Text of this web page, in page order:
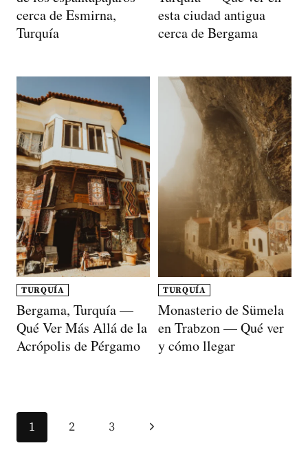
cerca de Esmirna,
Turquía
esta ciudad antigua
cerca de Bergama
TURQUÍA
Bergama, Turquía —
Qué Ver Más Allá de la
Acrópolis de Pérgamo
TURQUÍA
Monasterio de Sümela
en Trabzon — Qué ver
y cómo llegar
Navegación
de
1 2 3
Siguiente